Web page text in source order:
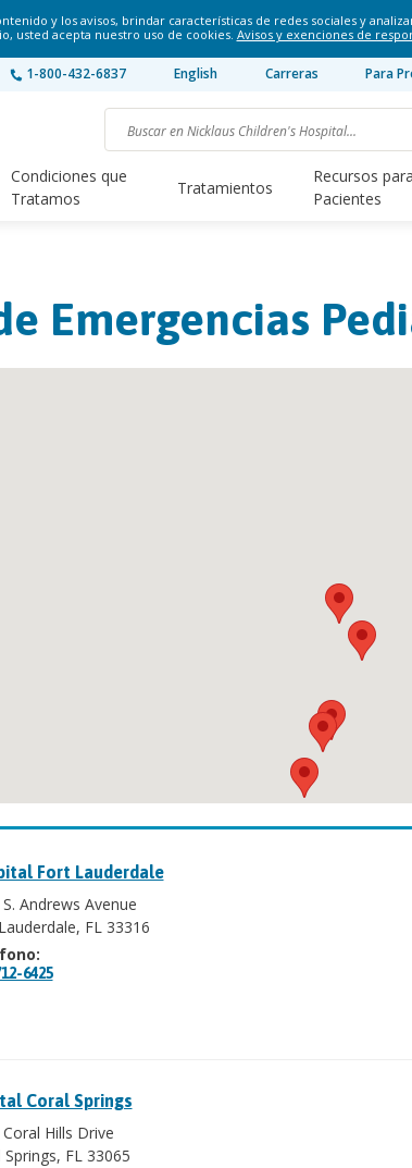
y los avisos, brindar características de redes sociales y
usted acepta nuestro uso de cookies. Avisos y exenciones de
1-800-432-6837 English Carreras Para
Condiciones que
Tratamos
Tratamientos
Recursos para
Pacientes
Emergencias
Fort Lauderdale
Andrews Avenue
FL 33316
6425
Coral Springs
Hills Drive
Springs, FL 33065